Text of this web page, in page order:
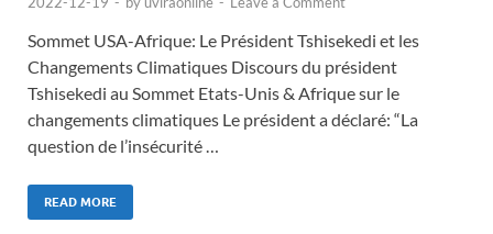
Sommet USA-Afrique: Le Président Tshisekedi et les
Changements Climatiques Discours du président
Tshisekedi au Sommet Etats-Unis & Afrique sur le
changements climatiques Le président a déclaré: “La
question de l’insécurité …
READ MORE